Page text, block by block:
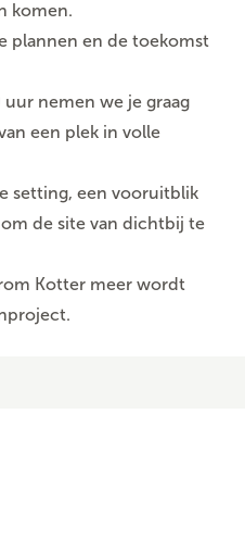
komen.
plannen en de toekomst
uur nemen we je graag
een plek in volle
setting, een vooruitblik
de site van dichtbij te
Kotter meer wordt